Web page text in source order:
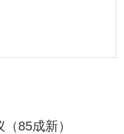
85成新）